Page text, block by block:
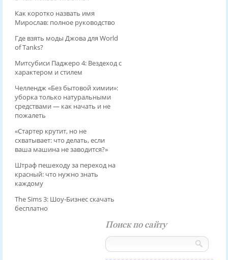
Как коротко назвать имя
Мирослав: полное руководство
Где взять моды Джова для World
of Tanks?
Митсубиси Паджеро 4: Вездеход с
характером и стилем
Челлендж «Без бытовой химии»:
уборка только натуральными
средствами — как начать и не
пожалеть
«Стартер крутит, но не
схватывает: что делать, если
ваша машина не заводится?»
Штраф пешеходу за переход на
красный: что нужно знать
каждому
The Sims 3: Шоу-Бизнес скачать
бесплатно
Поиск по сайту